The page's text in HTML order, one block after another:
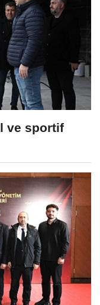
ve sportif